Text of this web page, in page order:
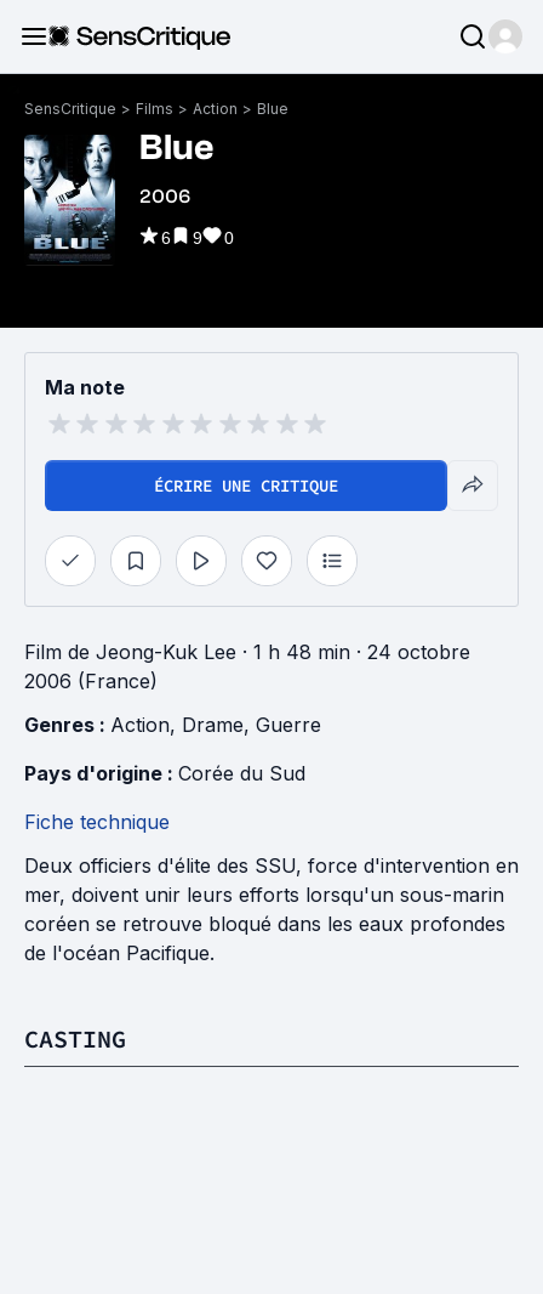
SensCritique > Films > Action > Blue
Blue
2006
6 9 0
Ma note
ÉCRIRE UNE CRITIQUE
Film de Jeong-Kuk Lee · 1 h 48 min · 24 octobre
2006 (France)
Genres : Action, Drame, Guerre
Pays d'origine : Corée du Sud
Fiche technique
Deux officiers d'élite des SSU, force d'intervention en
mer, doivent unir leurs efforts lorsqu'un sous-marin
coréen se retrouve bloqué dans les eaux profondes
de l'océan Pacifique.
CASTING